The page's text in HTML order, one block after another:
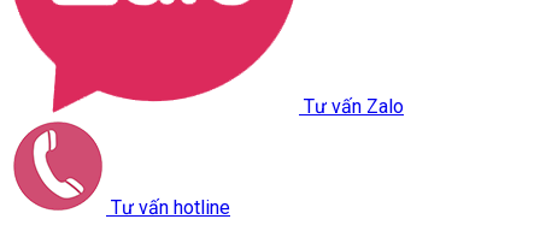
Tư vấn Zalo
Tư vấn hotline